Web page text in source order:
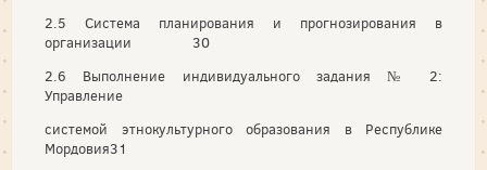
2.5 Система планирования и прогнозирования в
организации 30
2.6 Выполнение индивидуального задания № 2:
Управление
системой этнокультурного образования в Республике
Мордовия31